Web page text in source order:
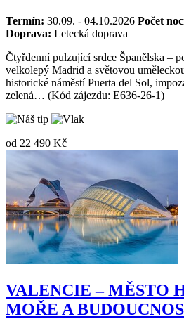
Termín: 30.09. - 04.10.2026 Počet
Doprava: Letecká doprava
Čtyřdenní pulzující srdce Španělska –
velkolepý Madrid a světovou
historické náměstí Puerta del Sol,
zelená… (Kód zájezdu: E636-26-1)
od 22 490 Kč
VALENCIE – MĚSTO
MOŘE A